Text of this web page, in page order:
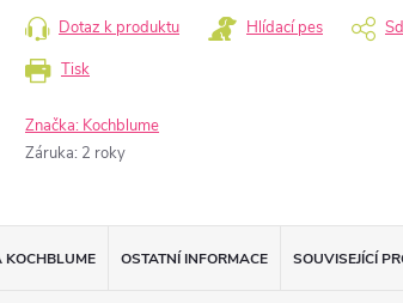
Tisk
Dotaz k produktu Hlídací pes
Značka: Kochblume
Záruka: 2 roky
KOCHBLUME OSTATNÍ INFORMACE SOUVISEJÍCÍ